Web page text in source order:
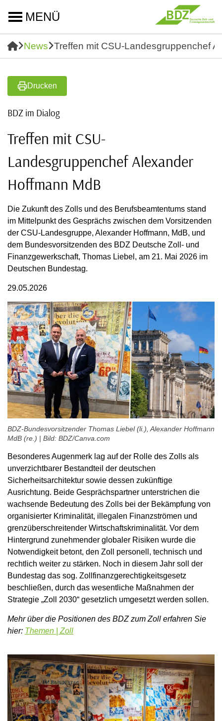
MENÜ
News Treffen mit CSU-Landesgruppenchef
Drucken
BDZ im Dialog
Treffen mit CSU-
Landesgruppenchef Alexander
Hoffmann MdB
Die Zukunft des Zolls und des Berufsbeamtentums stand
im Mittelpunkt des Gesprächs zwischen dem Vorsitzenden
der CSU-Landesgruppe, Alexander Hoffmann, MdB, und
dem Bundesvorsitzenden des BDZ Deutsche Zoll- und
Finanzgewerkschaft, Thomas Liebel, am 21. Mai 2026 im
Deutschen Bundestag.
29.05.2026
BDZ-Bundesvorsitzender Thomas Liebel (li.), Alexander Hoffmann
MdB (re.) | Bild: BDZ/Canva.com
Besonderes Augenmerk lag auf der Rolle des Zolls als
unverzichtbarer Bestandteil der deutschen
Sicherheitsarchitektur sowie dessen zukünftige
Ausrichtung. Beide Gesprächspartner unterstrichen die
wachsende Bedeutung des Zolls bei der Bekämpfung von
organisierter Kriminalität, illegalen Finanzströmen und
grenzüberschreitender Wirtschaftskriminalität. Vor dem
Hintergrund zunehmender globaler Risiken wurde die
Notwendigkeit betont, den Zoll personell, technisch und
rechtlich weiter zu stärken. Noch in diesem Jahr soll der
Bundestag das sog. Zollfinanzgerechtigkeitsgesetz
beschließen, durch das wesentliche Maßnahmen der
Strategie „Zoll 2030“ gesetzlich umgesetzt werden sollen.
Mehr über die Positionen des BDZ zum Zoll erfahren Sie
hier: Themen | Zoll